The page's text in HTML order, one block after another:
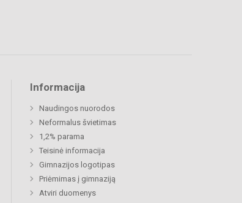
Informacija
Naudingos nuorodos
Neformalus švietimas
1,2% parama
Teisinė informacija
Gimnazijos logotipas
Priėmimas į gimnaziją
Atviri duomenys